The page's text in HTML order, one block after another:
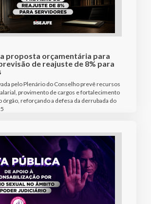
proposta orçamentária para
de reajuste de 8% para
pelo Plenário do Conselho prevê recursos
provimento de cargos e fortalecimento
órgão, reforçando a defesa da derrubada do